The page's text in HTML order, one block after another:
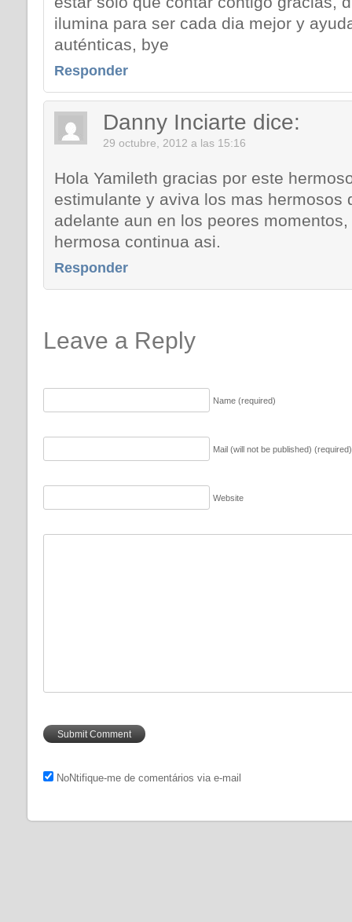
ilumina para ser cada dia mejor y
auténticas, bye
Responder
Danny Inciarte dice:
29 octubre, 2012 a las 15:16
Hola Yamileth gracias por este
estimulante y aviva los mas hermosos
adelante aun en los peores
hermosa continua asi.
Responder
Leave a Reply
Name (required)
Mail (will not be published) (required)
Website
NoNtifique-me de comentários via e-mail